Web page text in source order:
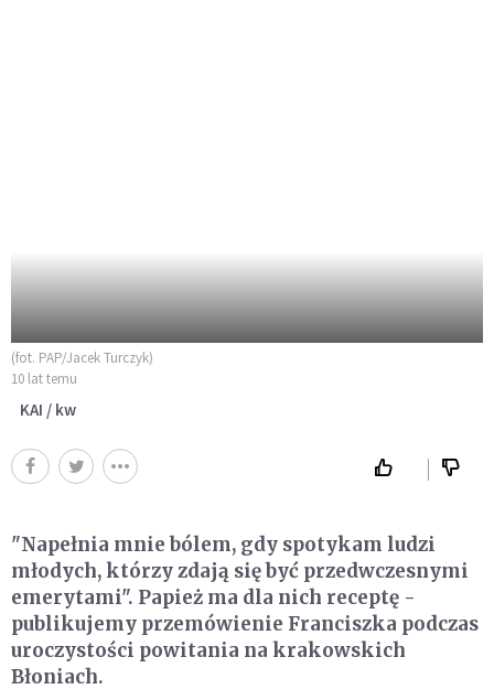
(fot. PAP/Jacek Turczyk)
10 lat temu
KAI / kw
"Napełnia mnie bólem, gdy spotykam ludzi
młodych, którzy zdają się być przedwczesnymi
emerytami". Papież ma dla nich receptę -
publikujemy przemówienie Franciszka podczas
uroczystości powitania na krakowskich
Błoniach.